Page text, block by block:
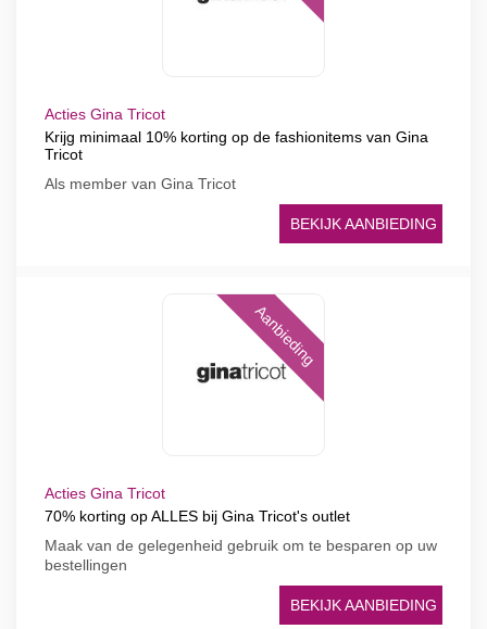
Acties Gina Tricot
Krijg minimaal 10% korting op de fashionitems van Gina
Tricot
Als member van Gina Tricot
BEKIJK AANBIEDING
Aanbieding
Acties Gina Tricot
70% korting op ALLES bij Gina Tricot's outlet
Maak van de gelegenheid gebruik om te besparen op uw
bestellingen
BEKIJK AANBIEDING